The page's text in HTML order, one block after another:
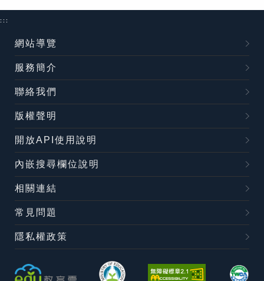
:::
網站導覽
服務簡介
聯絡我們
版權聲明
開放API使用說明
內嵌搜尋欄位說明
相關連結
常見問題
隱私權政策